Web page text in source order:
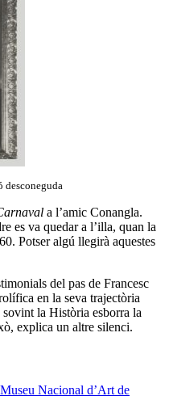
desconeguda
a l’amic Conangla.
es va quedar a l’illa, quan la
Potser algú llegirà aquestes
del pas de Francesc
en la seva trajectòria
la Història esborra la
explica un altre silenci.
Nacional d’Art de